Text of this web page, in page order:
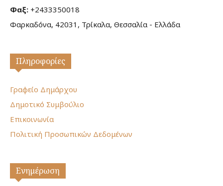
Φαξ: +2433350018
Φαρκαδόνα, 42031, Τρίκαλα, Θεσσαλία - Ελλάδα
Πληροφορίες
Γραφείο Δημάρχου
Δημοτικό Συμβούλιο
Επικοινωνία
Πολιτική Προσωπικών Δεδομένων
Ενημέρωση